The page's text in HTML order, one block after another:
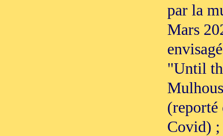
par la
Mars
"Until
(reporté
Covid) ;